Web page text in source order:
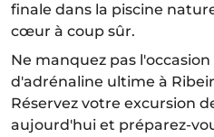
finale dans la piscine
cœur à coup sûr.
Ne manquez pas
d'adrénaline ultime à
Réservez votre excursion
aujourd'hui et préparez-